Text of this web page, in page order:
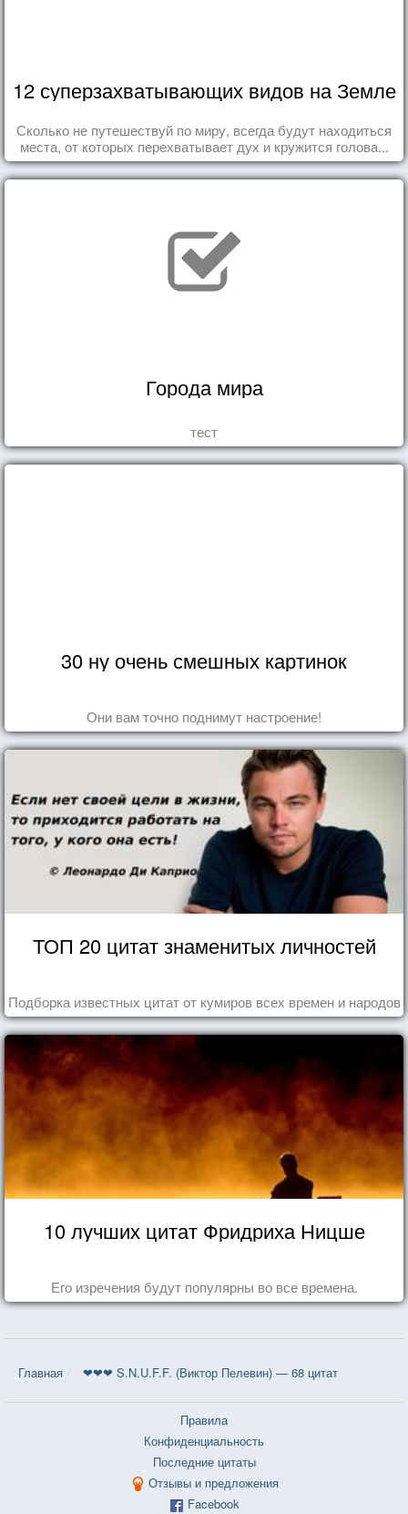
12 суперзахватывающих видов на Земле
Сколько не путешествуй по миру, всегда будут находиться
места, от которых перехватывает дух и кружится голова...
Города мира
тест
30 ну очень смешных картинок
Они вам точно поднимут настроение!
ТОП 20 цитат знаменитых личностей
Подборка известных цитат от кумиров всех времен и народов
10 лучших цитат Фридриха Ницше
Его изречения будут популярны во все времена.
Главная ❤❤❤ S.N.U.F.F. (Виктор Пелевин) — 68 цитат
Правила
Конфиденциальность
Последние цитаты
Отзывы и предложения
Facebook